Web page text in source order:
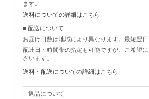
ます。
送料についての詳細はこちら
■ 配送について
お届け日数は地域により異なります。最短翌日
配達日・時間帯の指定も可能ですが、ご希望
ざいます。
送料・配送についての詳細はこちら
返品について